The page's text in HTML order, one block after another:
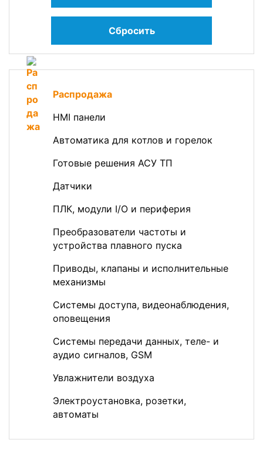
Сбросить
Распродажа
HMI панели
Автоматика для котлов и горелок
Готовые решения АСУ ТП
Датчики
ПЛК, модули I/O и периферия
Преобразователи частоты и
устройства плавного пуска
Приводы, клапаны и исполнительные
механизмы
Системы доступа, видеонаблюдения,
оповещения
Системы передачи данных, теле- и
аудио сигналов, GSM
Увлажнители воздуха
Электроустановка, розетки,
автоматы